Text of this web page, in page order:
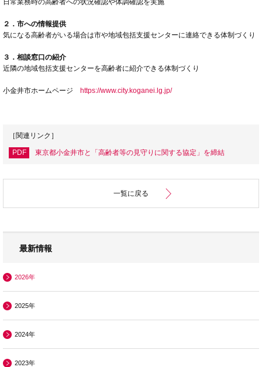
日常業務時の高齢者への状況確認や体調確認を実施
２．市への情報提供
気になる高齢者がいる場合は市や地域包括支援センターに連絡できる体制づくり
３．相談窓口の紹介
近隣の地域包括支援センターを高齢者に紹介できる体制づくり
小金井市ホームページ https://www.city.koganei.lg.jp/
［関連リンク］
PDF 東京都小金井市と「高齢者等の見守りに関する協定」を締結
一覧に戻る
最新情報
2026年
2025年
2024年
2023年